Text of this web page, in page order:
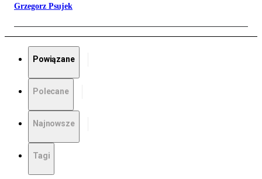
Grzegorz Psujek
Powiązane
Polecane
Najnowsze
Tagi